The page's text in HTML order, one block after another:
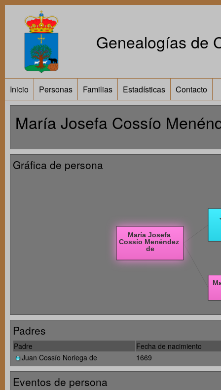
Genealogías de
Inicio Personas Familias Estadísticas Contacto
María Josefa Cossío
Gráfica de persona
Padres
Padre
Fecha de nacimiento
Juan Cossío Noriega de
1669
Eventos de persona